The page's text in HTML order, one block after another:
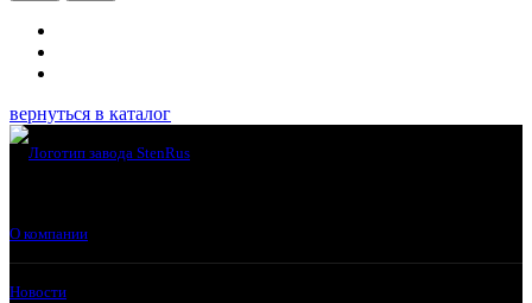
вернуться в каталог
О компании
Новости